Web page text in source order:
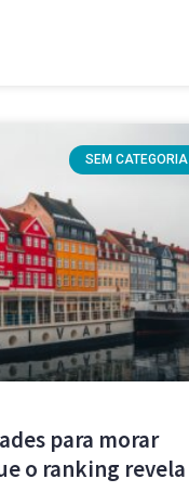
SEM CATEGORIA
para morar
o ranking revela